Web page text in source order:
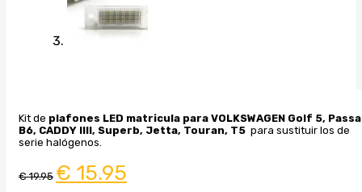
Kit de plafones LED matricula para VOLKSWAGEN Golf 5,
B6, CADDY IIII, Superb, Jetta, Touran, T5 para sustituir los de
serie halógenos.
€19.95
El
precio
€ 15.95